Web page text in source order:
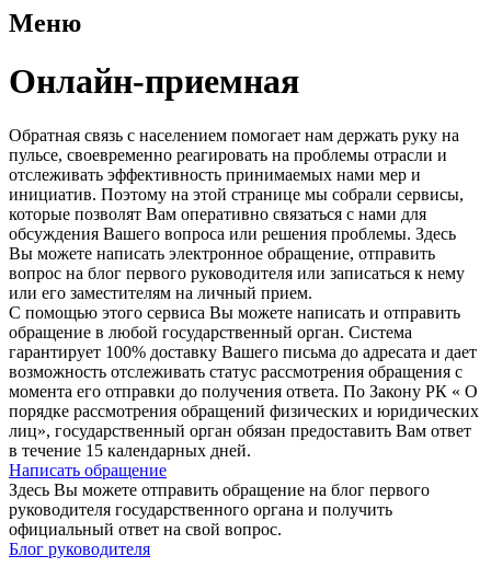
Меню
Онлайн-приемная
Обратная связь с населением помогает нам держать руку на
пульсе, своевременно реагировать на проблемы отрасли и
отслеживать эффективность принимаемых нами мер и
инициатив. Поэтому на этой странице мы собрали сервисы,
которые позволят Вам оперативно связаться с нами для
обсуждения Вашего вопроса или решения проблемы. Здесь
Вы можете написать электронное обращение, отправить
вопрос на блог первого руководителя или записаться к нему
или его заместителям на личный прием.
С помощью этого сервиса Вы можете написать и отправить
обращение в любой государственный орган. Система
гарантирует 100% доставку Вашего письма до адресата и дает
возможность отслеживать статус рассмотрения обращения с
момента его отправки до получения ответа. По Закону РК « О
порядке рассмотрения обращений физических и юридических
лиц», государственный орган обязан предоставить Вам ответ
в течение 15 календарных дней.
Написать обращение
Здесь Вы можете отправить обращение на блог первого
руководителя государственного органа и получить
официальный ответ на свой вопрос.
Блог руководителя